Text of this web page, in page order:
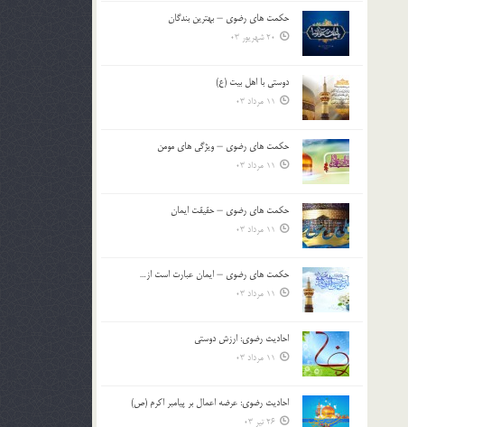
حکمت های رضوی – بهترین بندگان
20 شهریور 03
دوستی با اهل بیت (ع)
11 مرداد 03
حکمت های رضوی – ویژگی های مومن
11 مرداد 03
حکمت های رضوی – حقیقت ایمان
11 مرداد 03
حکمت های رضوی – ایمان عبارت است از…
11 مرداد 03
احادیث رضوی: ارزش دوستی
11 مرداد 03
احادیث رضوی: عرضه اعمال بر پیامبر اکرم (ص)
26 تیر 03